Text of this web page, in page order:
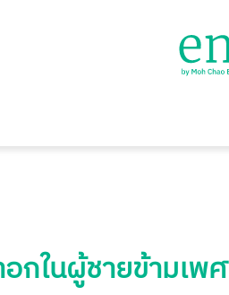
กในผู้ชายข้ามเพศ